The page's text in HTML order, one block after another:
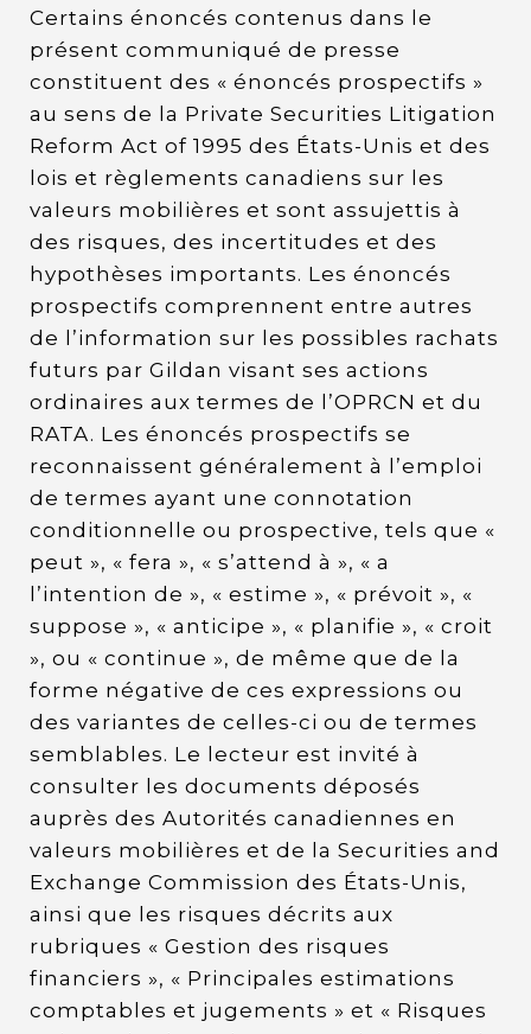
Certains énoncés contenus dans le
présent communiqué de presse
constituent des « énoncés prospectifs »
au sens de la Private Securities Litigation
Reform Act of 1995 des États-Unis et des
lois et règlements canadiens sur les
valeurs mobilières et sont assujettis à
des risques, des incertitudes et des
hypothèses importants. Les énoncés
prospectifs comprennent entre autres
de l’information sur les possibles rachats
futurs par Gildan visant ses actions
ordinaires aux termes de l’OPRCN et du
RATA. Les énoncés prospectifs se
reconnaissent généralement à l’emploi
de termes ayant une connotation
conditionnelle ou prospective, tels que «
peut », « fera », « s’attend à », « a
l’intention de », « estime », « prévoit », «
suppose », « anticipe », « planifie », « croit
», ou « continue », de même que de la
forme négative de ces expressions ou
des variantes de celles-ci ou de termes
semblables. Le lecteur est invité à
consulter les documents déposés
auprès des Autorités canadiennes en
valeurs mobilières et de la Securities and
Exchange Commission des États-Unis,
ainsi que les risques décrits aux
rubriques « Gestion des risques
financiers », « Principales estimations
comptables et jugements » et « Risques